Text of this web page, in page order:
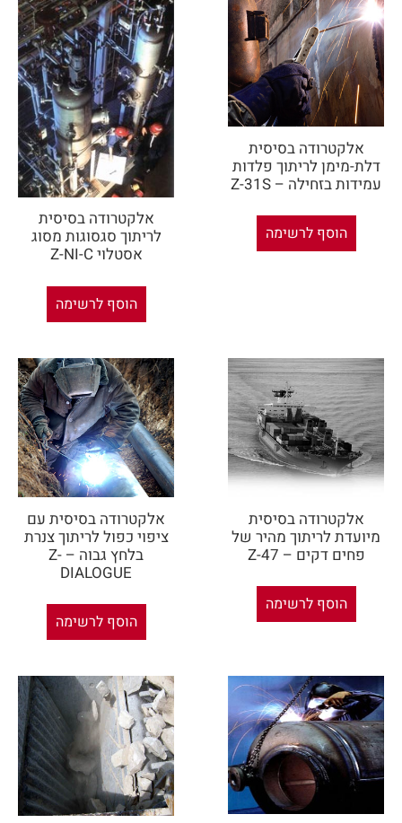
אלקטרודה בסיסית
דלת-מימן לריתוך פלדות
עמידות בזחילה – Z-31S
הוסף לרשימה
אלקטרודה בסיסית
לריתוך סגסוגות מסוג
אסטלוי Z-NI-C
הוסף לרשימה
אלקטרודה בסיסית
מיועדת לריתוך מהיר של
פחים דקים – Z-47
הוסף לרשימה
אלקטרודה בסיסית עם
ציפוי כפול לריתוך צנרת
בלחץ גבוה – Z-
DIALOGUE
הוסף לרשימה